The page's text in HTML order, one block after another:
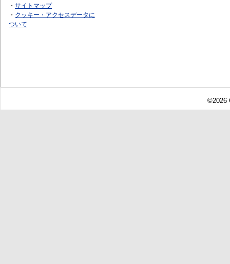
・ サイトマップ
・ クッキー・アクセスデータに
ついて
©2026